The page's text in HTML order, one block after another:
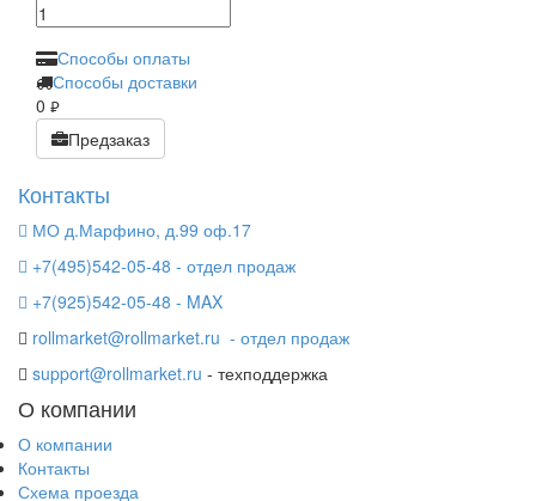
Способы оплаты
Способы доставки
0 руб.
Предзаказ
Контакты
МО д.Марфино, д.99 оф.17
+7(495)542-05-48 - отдел продаж
+7(925)542-05-48 - MAX
rollmarket@rollmarket.ru - отдел продаж
support@rollmarket.ru - техподдержка
О компании
О компании
Контакты
Схема проезда